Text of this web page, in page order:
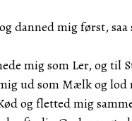
danned mig først,
mig som Ler, og til
ud som Mælk og lod
og fletted mig